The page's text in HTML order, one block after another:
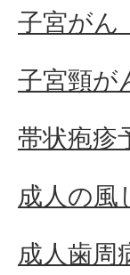
子宮がん
子宮頸が
帯状疱疹
成人の風
成人歯周